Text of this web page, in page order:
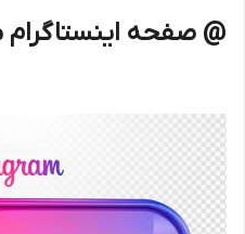
@ صفحه اینستاگرام